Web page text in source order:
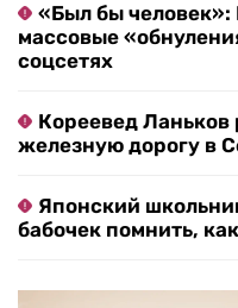
«Был бы человек»:
массовые
соцсетях
Кореевед Ланьков
железную дорогу в
Японский
бабочек помнить,